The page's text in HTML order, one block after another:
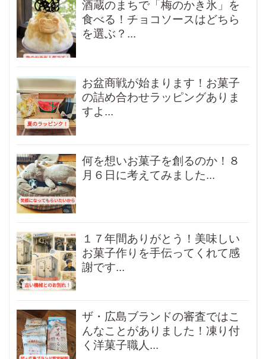
酒蔵のまちで「梅のかき氷」を
食べる！チョコソースはどちら
を選ぶ？...
お盆商戦が始まります！お菓子
の詰め合わせラッピングありま
すよ...
何を想いお菓子を創るのか！８
月６日に考えてみました...
１７年間ありがとう！美味しい
お菓子作りを手伝ってくれて感
謝です...
ザ・広島ブランドの審査ではこ
んなことがありました！凍り付
く洋菓子職人...